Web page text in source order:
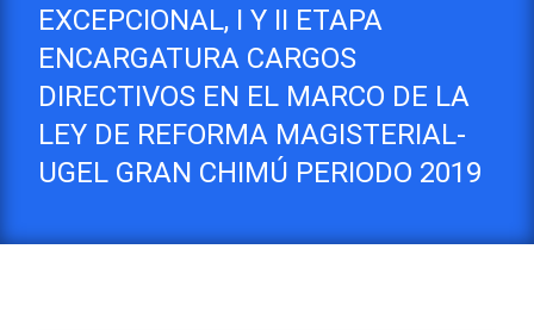
EXCEPCIONAL, I Y II ETAPA
ENCARGATURA CARGOS
DIRECTIVOS EN EL MARCO DE LA
LEY DE REFORMA MAGISTERIAL-
UGEL GRAN CHIMÚ PERIODO 2019